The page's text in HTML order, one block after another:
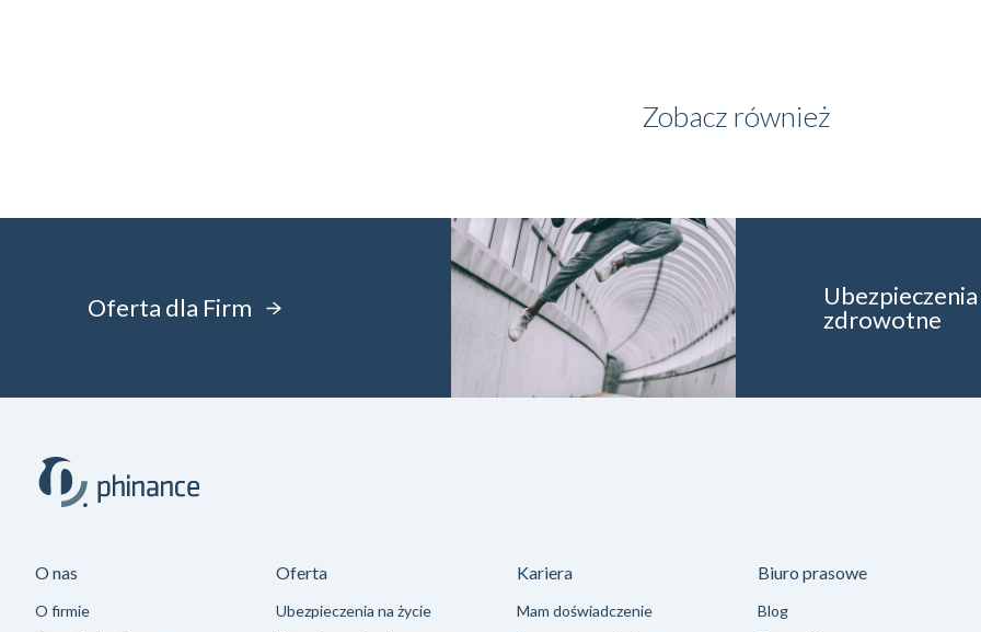
Zobacz również
Oferta dla Firm
Ubezpieczenia
zdrowotne
O nas
O firmie
Oferta
Ubezpieczenia na życie
Kariera
Mam doświadczenie
Biuro prasowe
Blog